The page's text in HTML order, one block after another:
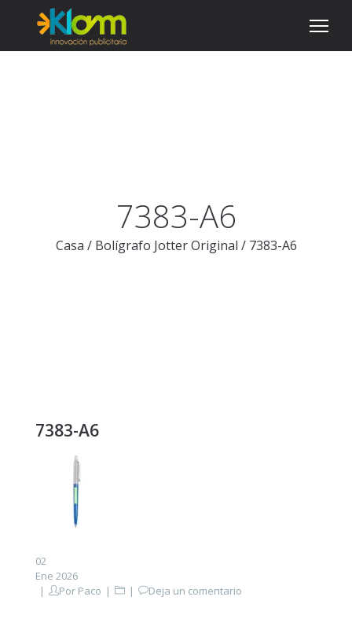
7383-A6
Casa / Bolígrafo Jotter Original /7383-A6
7383-A6
02
Ene 2026
Por Paco Deja un comentario